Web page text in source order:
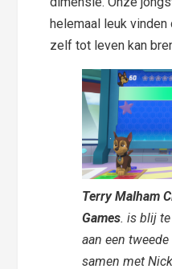
helemaal leuk
zelf tot leven kan
Terry Malham
Games. is blij
aan een
samen met